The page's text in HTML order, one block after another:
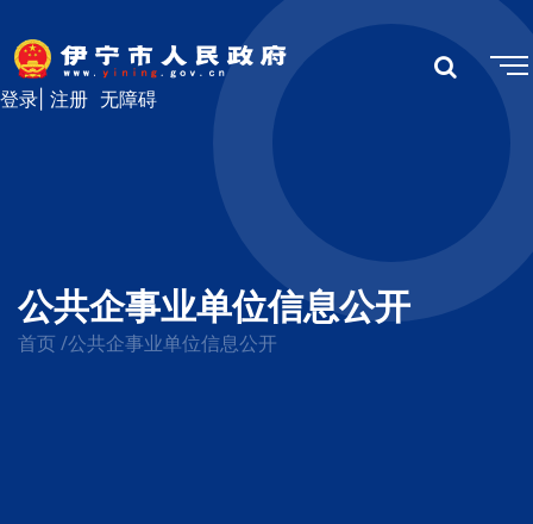
无障碍
登录 注册
公共企事业单位信息公开
首页 /公共企事业单位信息公开